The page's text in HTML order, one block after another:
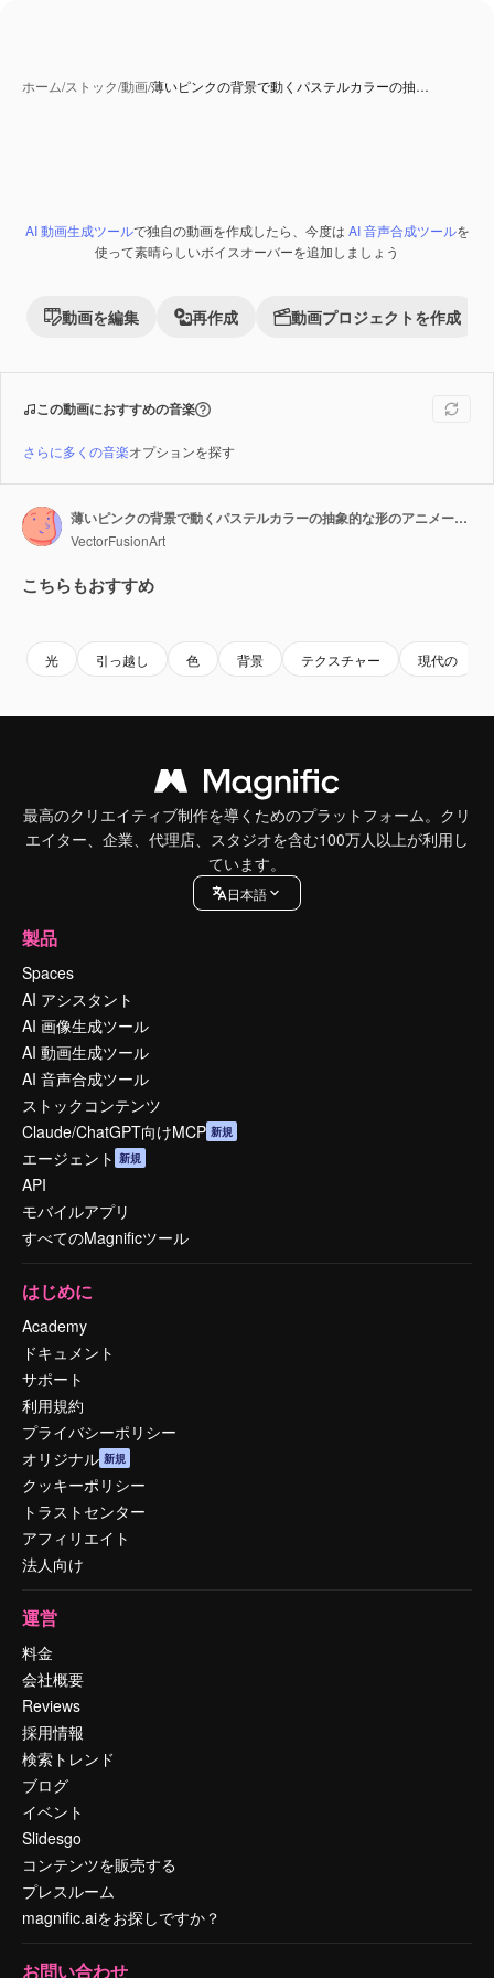
ホーム/ストック/動画/薄いピンクの背景で動くパステルカラーの抽…
PremiumAI 生成コンテンツ
AI 動画生成ツールで独自の動画を作成したら、今度は AI 音声合成ツールを
使って素晴らしいボイスオーバーを追加しましょう
動画を編集 再作成 動画プロジェクトを作成
この動画におすすめの音楽
さらに多くの音楽オプションを探す
薄いピンクの背景で動くパステルカラーの抽象的な形のアニメーション
VectorFusionArt
こちらもおすすめ
光 引っ越し 色 背景 テクスチャー 現代の
最高のクリエイティブ制作を導くためのプラットフォーム。クリ
エイター、企業、代理店、スタジオを含む100万人以上が利用し
ています。
日本語
製品
Spaces
AI アシスタント
AI 画像生成ツール
AI 動画生成ツール
AI 音声合成ツール
ストックコンテンツ
Claude/ChatGPT向けMCP 新規
エージェント 新規
API
モバイルアプリ
すべてのMagnificツール
はじめに
Academy
ドキュメント
サポート
利用規約
プライバシーポリシー
オリジナル 新規
クッキーポリシー
トラストセンター
アフィリエイト
法人向け
運営
料金
会社概要
Reviews
採用情報
検索トレンド
ブログ
イベント
Slidesgo
コンテンツを販売する
プレスルーム
magnific.aiをお探しですか？
お問い合わせ